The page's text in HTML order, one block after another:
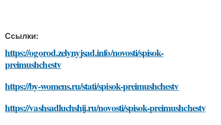
Ссылки:
https://ogorod.zelynyjsad.info/novosti/spisok-
preimushchestv
https://by-womens.ru/stati/spisok-preimushchestv
https://vashsadluchshij.ru/novosti/spisok-preimushchestv